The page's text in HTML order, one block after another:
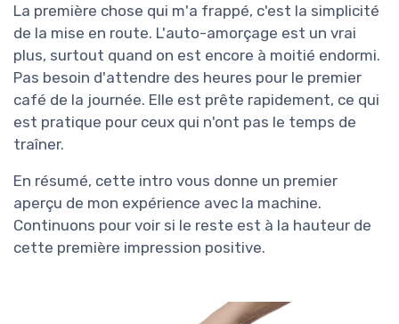
La première chose qui m'a frappé, c'est la simplicité
de la mise en route. L'auto-amorçage est un vrai
plus, surtout quand on est encore à moitié endormi.
Pas besoin d'attendre des heures pour le premier
café de la journée. Elle est prête rapidement, ce qui
est pratique pour ceux qui n'ont pas le temps de
traîner.
En résumé, cette intro vous donne un premier
aperçu de mon expérience avec la machine.
Continuons pour voir si le reste est à la hauteur de
cette première impression positive.